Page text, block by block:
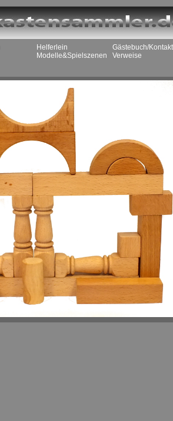
Helferlein
Modelle&Spielszenen
Gästebuch/Kontakt
Verweise